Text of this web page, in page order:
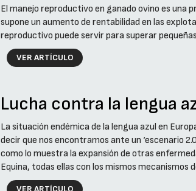
El manejo reproductivo en ganado ovino es una
supone un aumento de rentabilidad en las
reproductivo puede servir para superar
VER ARTÍCULO
Lucha contra la lengua
La situación endémica de la lengua azul en
decir que nos encontramos ante un ‘escenario
como lo muestra la expansión de otras
Equina, todas ellas con los mismos mecanismos